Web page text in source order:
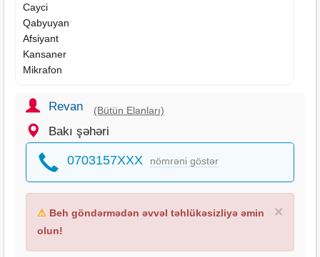
Cayci
Qabyuyan
Afsiyant
Kansaner
Mikrafon
Revan (Bütün Elanları)
Bakı şəhəri
0703157XXX nömrəni göstər
×
⚠ Beh göndərmədən əvvəl təhlükəsizliyə əmin
olun!